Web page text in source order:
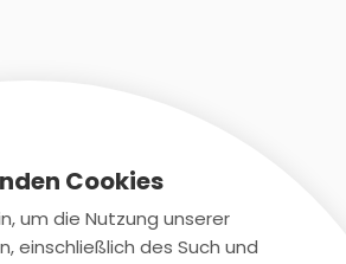
uns
Cookies
um die Nutzung unserer
einschließlich des Such und